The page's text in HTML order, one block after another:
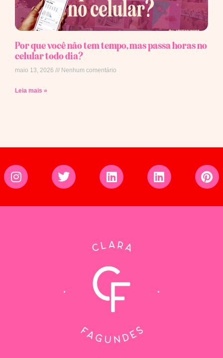
Por que você não tem tempo, mas passa horas no
celular todo dia?
maio 13, 2026 Nenhum comentário
Leia mais »